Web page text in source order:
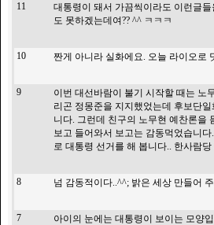
11
대통령이 돼서 가끔씩이라도 이런글
도 못하겠는데여?? ^^ ㅋㅋㅋ
10
짠게 아니라 실화에요. 오늘 라이오로
9
이번 대선바람이 불기 시작할 때는 노
리곤 정몽준을 지지했었는데 후보단
니다. 그런데 친구의 노무현 예찬론을
보고 들어와서 보고는 감동먹었습니
로 대통령 선거를 해 봅니다.. 한사람
8
넘 감동적이다..^^; 밝은 세상 만들어
7
아이의 눈에는 대통령이 보이는 모양